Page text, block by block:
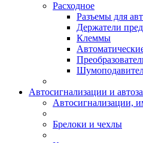
Расходное
Разъемы для
Держатели
Клеммы
Автосигнализации и
Автосигнализации,
Брелоки и чехлы